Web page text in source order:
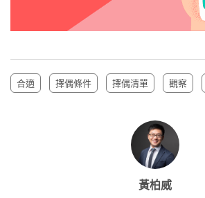
合適 擇偶條件 擇偶清單 觀察
黃柏威